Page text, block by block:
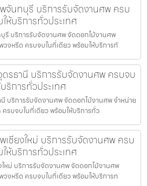
จันทบุรี บริการรับจัดงานศพ ครบ
ห้บริการทั่วประเทศ
บริการรับจัดงานศพ จัดดอกไม้งานศพ
วงหรีด ครบจบในที่เดียว พร้อมให้บริการทั
รธานี บริการรับจัดงานศพ ครบจบ
ริการทั่วประเทศ
บริการรับจัดงานศพ จัดดอกไม้งานศพ จำหน่าย
ครบจบในที่เดียว พร้อมให้บริการทั่ว
ชียงใหม่ บริการรับจัดงานศพ ครบ
ห้บริการทั่วประเทศ
หม่ บริการรับจัดงานศพ จัดดอกไม้งานศพ
วงหรีด ครบจบในที่เดียว พร้อมให้บริการท